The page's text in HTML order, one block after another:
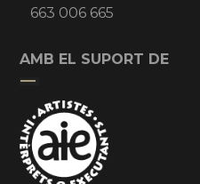
663 006 665
AMB EL SUPORT DE